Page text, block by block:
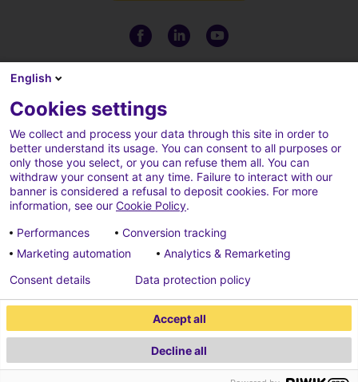
CGU
Politique de gestion des
Paramètre des cookies Crédits
Politique de protection des
2026 ECONOCOM
English
Cookies settings
We collect and process your data through this site in order to
better understand its usage. You can consent to all purposes or
only those you select, or you can refuse them all. You can
withdraw your consent at any time. Failure to interact with our
banner is considered a refusal to deposit cookies. For more
information, see our Cookie Policy.
Performances
Conversion tracking
Marketing automation
Analytics & Remarketing
Accept all
Decline all
Consent details Data protection policy